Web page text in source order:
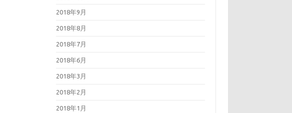
2018年9月
2018年8月
2018年7月
2018年6月
2018年3月
2018年2月
2018年1月